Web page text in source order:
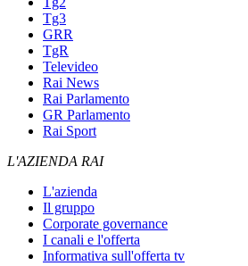
Tg3
GRR
TgR
Televideo
Rai News
Rai Parlamento
GR Parlamento
Rai Sport
L'AZIENDA RAI
L'azienda
Il gruppo
Corporate governance
I canali e l'offerta
Informativa sull'offerta tv